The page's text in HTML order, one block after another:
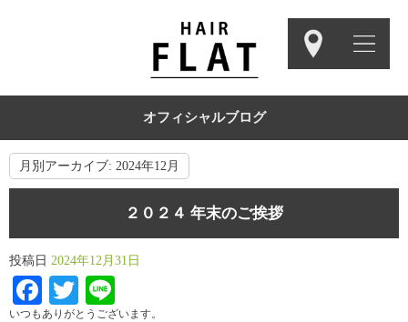
オフィシャルブログ
月別アーカイブ: 2024年12月
２０２４ 年末のご挨拶
投稿日 2024年12月31日
Facebook
Twitter
いつもありがとうございます。